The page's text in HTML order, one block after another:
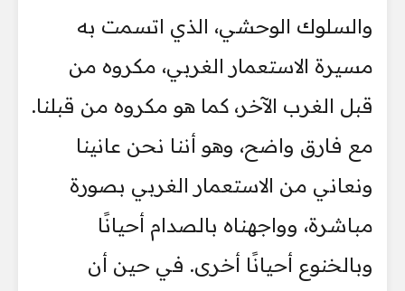
والسلوك الوحشي، الذي اتسمت به
مسيرة الاستعمار الغربي، مكروه من
قبل الغرب الآخر، كما هو مكروه من قبلنا.
مع فارق واضح، وهو أننا نحن عانينا
ونعاني من الاستعمار الغربي بصورة
مباشرة، وواجهناه بالصدام أحيانًا
وبالخنوع أحيانًا أخرى. في حين أن